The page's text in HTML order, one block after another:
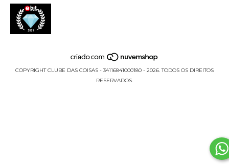
COPYRIGHT CLUBE DAS COISAS - 34116841000180 - 2026. TODOS OS DIREITOS
RESERVADOS.